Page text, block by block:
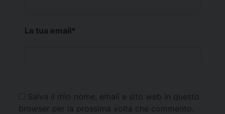
La tua email*
Salva il mio nome, email e sito web in questo
browser per la prossima volta che commento.